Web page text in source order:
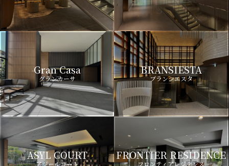
Gran Casa
グランカーサ
BRANSIESTA
ブランシエスタ
ASYL COURT
アジールコート
FRONTIER RESIDENCE
フロンティアレジデンス